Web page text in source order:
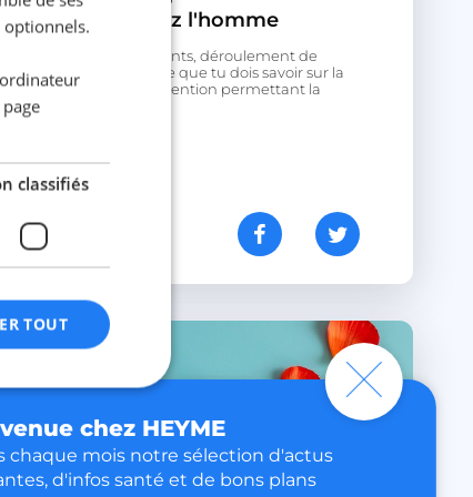
stérilisation chez l'homme
Avantages, inconvénients, déroulement de
l’opération, voici tout ce que tu dois savoir sur la
vasectomie, une intervention permettant la
stérilisation...
chez HEYME
chaque mois notre sélection d'actus
d'infos santé et de bons plans
optionnels.
classifiés
TOUT
utilisateurs et